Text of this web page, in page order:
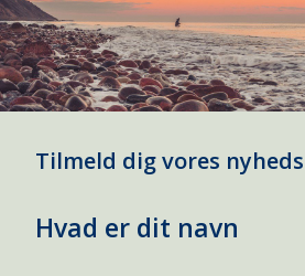
Tilmeld dig vores
Hvad er dit navn